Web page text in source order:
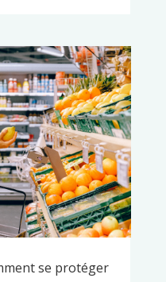
se protéger